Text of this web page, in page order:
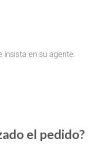
en su agente.
el pedido?